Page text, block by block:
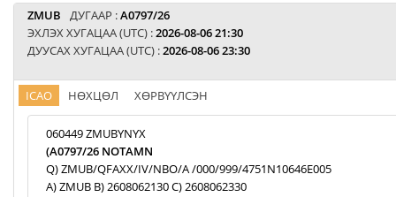
ZMUB ДУГААР :A0797/26
ЭХЛЭХ ХУГАЦАА (UTC) :2026-08-06 21:30
ДУУСАХ ХУГАЦАА (UTC) :2026-08-06 23:30
ICAO НӨХЦӨЛ ХӨРВҮҮЛСЭН
060449 ZMUBYNYX
(A0797/26 NOTAMN
Q) ZMUB/QFAXX/IV/NBO/A /000/999/4751N10646E005
A) ZMUB B) 2608062130 C) 2608062330